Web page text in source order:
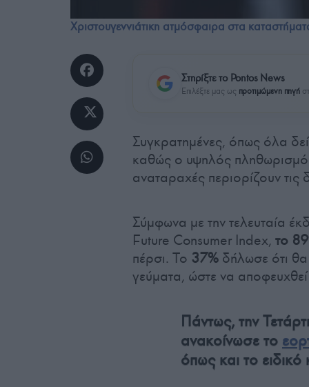
Χριστουγεννιάτικη ατμόσφαιρα στα
Στηρίξτε το Pontos News
Επιλέξτε μας ως προτιμώμενη πηγή
Συγκρατημένες, όπως όλα
καθώς ο υψηλός
αναταραχές περιορίζουν τις
Σύμφωνα με την τελευταία
Future Consumer Index, το
πέρσι. Το 37% δήλωσε ότι
γεύματα, ώστε να
Πάντως, την
ανακοίνωσε το
όπως και το ειδικό